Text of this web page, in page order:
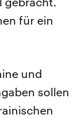
für ein
und
sollen